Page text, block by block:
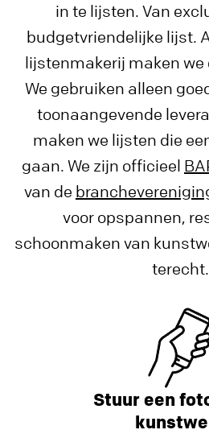
in te lijsten. Van
budgetvriendelijke lijst.
lijstenmakerij maken we
We gebruiken alleen
toonaangevende
maken we lijsten die
gaan. We zijn officieel
van de
voor opspannen,
schoonmaken van
terecht.
Stuur een